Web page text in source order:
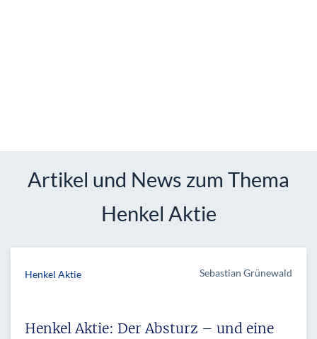
Artikel und News zum Thema
Henkel Aktie
Henkel Aktie Sebastian Grünewald
Henkel Aktie: Der Absturz – und eine